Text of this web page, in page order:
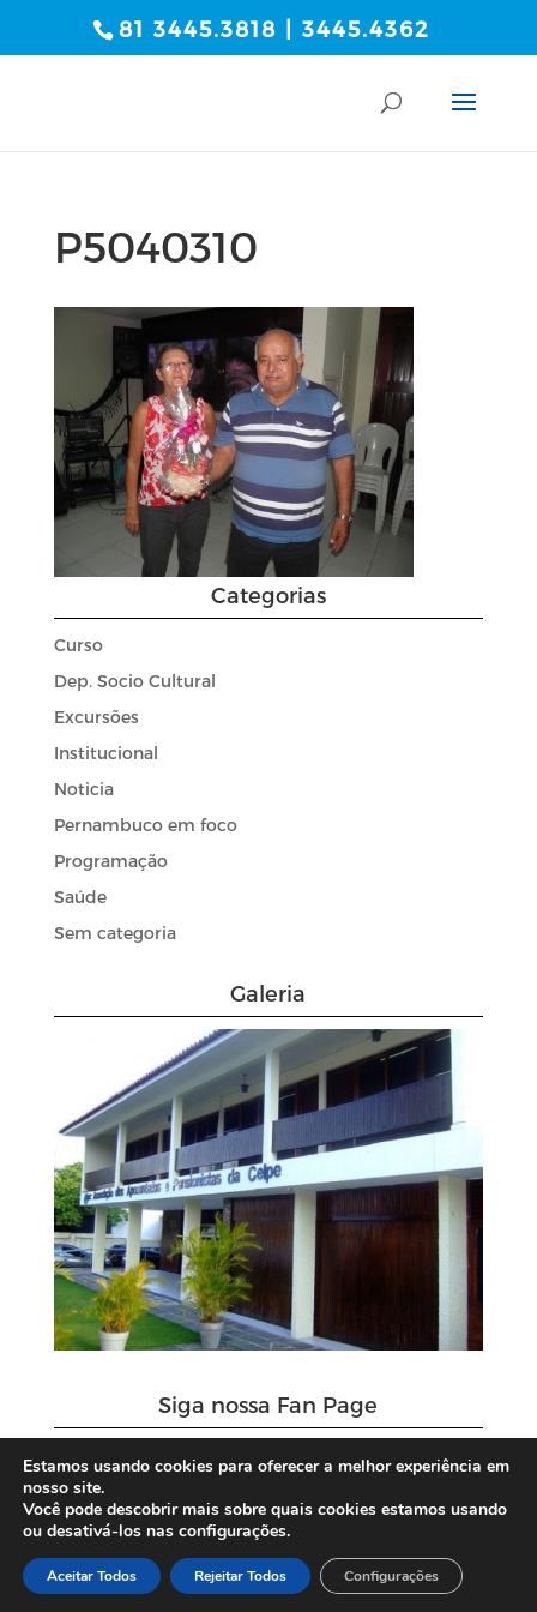
81 3445.3818 | 3445.4362
P5040310
Categorias
Curso
Dep. Socio Cultural
Excursões
Institucional
Noticia
Pernambuco em foco
Programação
Saúde
Sem categoria
Galeria
Siga nossa Fan Page
Estamos usando cookies para oferecer a melhor experiência em
nosso site.
Você pode descobrir mais sobre quais cookies estamos usando
ou desativá-los nas configurações.
Aceitar Todos Rejeitar Todos Configurações